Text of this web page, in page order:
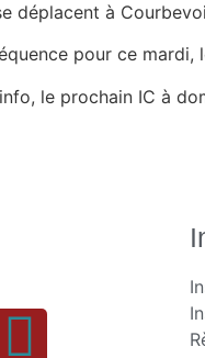
déplacent à
pour ce mardi,
le prochain IC à